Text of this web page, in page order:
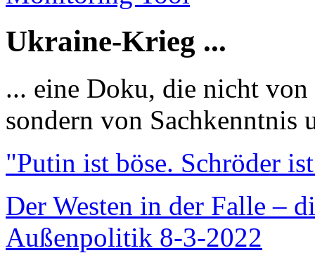
Ukraine-Krieg ...
... eine Doku, die nicht
sondern von Sachkenntnis
"Putin ist böse. Schröder
Der Westen in der Falle –
Außenpolitik 8-3-2022